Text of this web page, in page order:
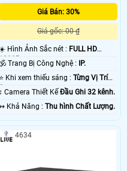
Giá Bán: 30%
Giá gốc: 00 ₫
☀️ Hình Ảnh Sắc nét : FULL HD
1080P .
🕉️ Trang Bị Công Nghệ : IP.
⭐ Khi xem thiếu sáng :Từng Vị Trí
Camera .
↕️ Camera Thiết KếĐầu Ghi 32 kênh.
️↭ Khả Năng :Thu hình Chất Lượng.
4634